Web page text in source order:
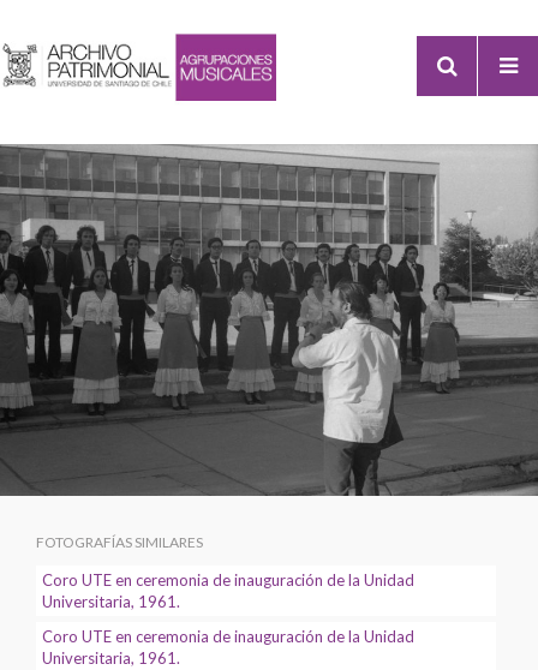
FOTOGRAFÍAS SIMILARES
Coro UTE en ceremonia de inauguración de la Unidad
Universitaria, 1961.
Coro UTE en ceremonia de inauguración de la Unidad
Universitaria, 1961.